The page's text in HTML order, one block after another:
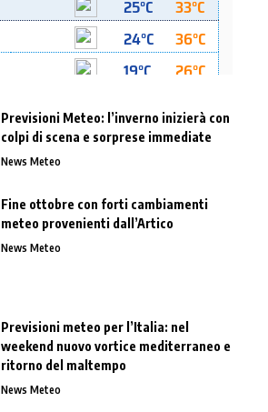
Previsioni Meteo: l’inverno inizierà con
colpi di scena e sorprese immediate
News Meteo
Fine ottobre con forti cambiamenti
meteo provenienti dall’Artico
News Meteo
Previsioni meteo per l’Italia: nel
weekend nuovo vortice mediterraneo e
ritorno del maltempo
News Meteo